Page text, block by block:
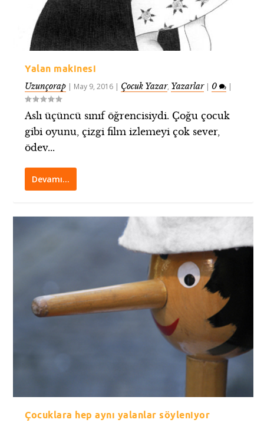
Yalan makinesi
Uzunçorap
May 9, 2016 Çocuk Yazar, Yazarlar| 0
Aslı üçüncü sınıf öğrencisiydi. Çoğu çocuk
gibi oyunu, çizgi film izlemeyi çok sever,
ödev...
Devamı…
Çocuklara hep aynı yalanlar söyleniyor